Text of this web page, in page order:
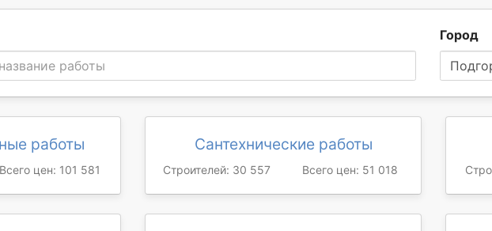
работы
Город
работы
Всего цен: 101 581
Сантехнические работы
Строителей: 30 557 Всего цен: 51 018